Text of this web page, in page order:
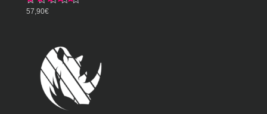
Note
sur 5
57,90€